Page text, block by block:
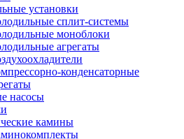
установки
сплит-системы
моноблоки
агрегаты
конденсаторные
насосы
камины